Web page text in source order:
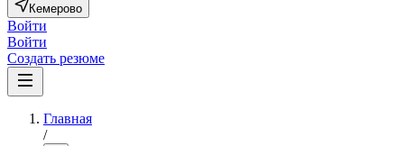
Кемерово
Войти
Войти
Создать резюме
Главная
/